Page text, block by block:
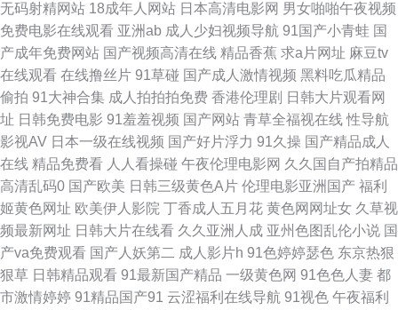
影音无码Av网 亚洲一区姦 亚洲成人网站在线 AV福利地址 超碰久一 草莓视
屏av 国产女高中精品 黄色入口免费 狠狠擼成人AV 日本www视频 日本无码
三极 91av狼友 老湿机福利视屏 麻豆旅游啪啪 99福利在线视频 日韩涩汇 成
人性交生活影视 日本性天堂 91官网在线观看 91传媒入口 91成人18 91传媒
免费入口 51黑料福利社 三级片网片 尤物网址在线观看 91美女足交 99热大
香蕉 99热9热9草 97涩综合 97超碰在线免费 91夜间福利 91直接观看入口 网
站男女免费欧美 激情网站 三级专区 爱豆传媒AV在线 大香蕉伊人草 岛国午夜
无码射精网站 18成年人网站 日本高清电影网 男女啪啪午夜视频
免费电影在线观看 亚洲ab 成人少妇视频导航 91国产小青蛙 国
产成年免费网站 国产视频高清在线 精品香蕉 求a片网址 麻豆tv
在线观看 在线撸丝片 91草碰 国产成人激情视频 黑料吃瓜精品
偷拍 91大神合集 成人拍拍拍免费 香港伦理剧 日韩大片观看网
址 日韩免费电影 91羞羞视频 国产网站 青草全福视在线 性导航
影视AV 日本一级在线视频 国产好片浮力 91久操 国产精品成人
在线 精品免费看 人人看操碰 午夜伦理电影网 久久国自产拍精品
高清乱码0 国产欧美 日韩三级黄色A片 伦理电影亚洲国产 福利
姬黄色网址 欧美伊人影院 丁香成人五月花 黄色网网址女 久草视
频最新网址 日韩大片在线看 久久亚洲人成 亚州色图乱伦小说 国
产va免费观看 国产人妖第二 成人影片h 91色婷婷瑟色 东京热狠
狠草 日韩精品观看 91最新国产精品 一级黄色网 91色色人妻 都
市激情婷婷 91精品国产91 云涩福利在线导航 91视色 午夜福利